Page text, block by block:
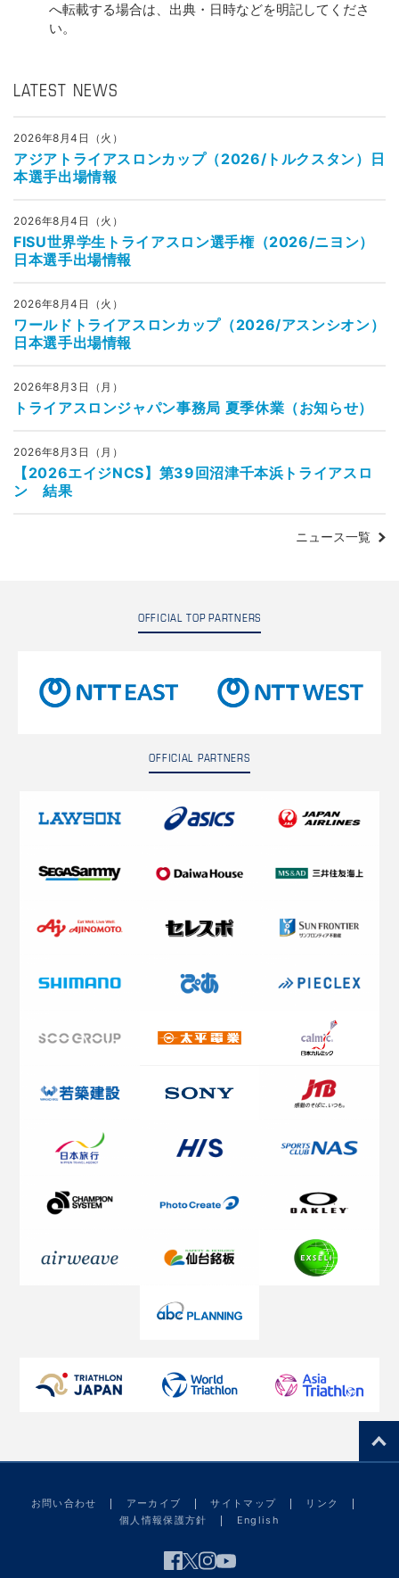
へ転載する場合は、出典・日時などを明記してくださ
い。
LATEST NEWS
2026年8月4日（火）
アジアトライアスロンカップ（2026/トルクスタン）日
本選手出場情報
2026年8月4日（火）
FISU世界学生トライアスロン選手権（2026/ニヨン）
日本選手出場情報
2026年8月4日（火）
ワールドトライアスロンカップ（2026/アスンシオン）
日本選手出場情報
2026年8月3日（月）
トライアスロンジャパン事務局 夏季休業（お知らせ）
2026年8月3日（月）
【2026エイジNCS】第39回沼津千本浜トライアスロ
ン 結果
ニュース一覧
OFFICIAL TOP PARTNERS
OFFICIAL PARTNERS
お問い合わせ アーカイブ サイトマップ
リンク
個人情報保護方針
English